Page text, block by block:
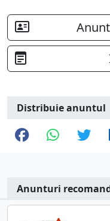
Distribuie anuntul
Anunturi